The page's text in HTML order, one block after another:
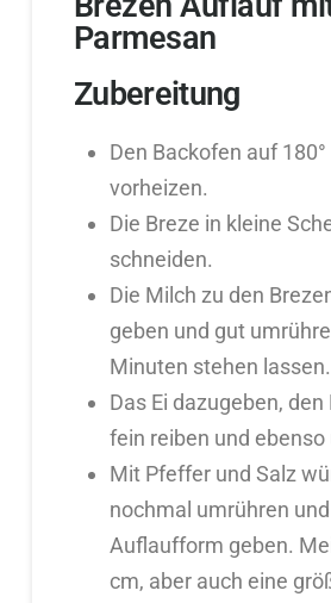
Parmesan
Zubereitung
Den Backofen auf
vorheizen.
Die Breze in kleine
schneiden.
Die Milch zu den
geben und gut
Minuten stehen lassen.
Das Ei dazugeben,
fein reiben und
Mit Pfeffer und Salz
nochmal umrühren
Auflaufform geben.
cm, aber auch eine